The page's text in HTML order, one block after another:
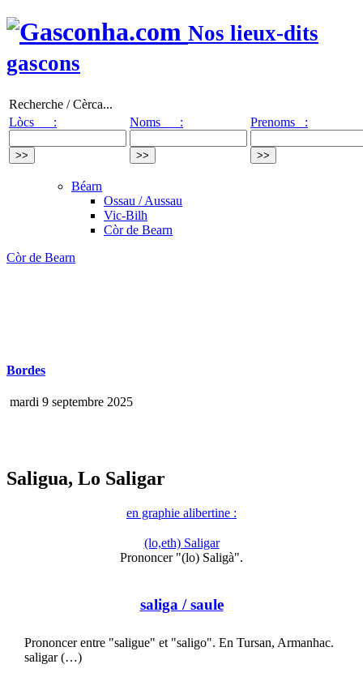
Nos lieux-dits
gascons
Recherche / Cèrca...
Lòcs :
Noms : Prenoms :
Béarn
Ossau / Aussau
Vic-Bilh
Còr de Bearn
Còr de Bearn
Bordes
mardi 9 septembre 2025
Saligua, Lo Saligar
en graphie alibertine :
(lo,eth) Saligar
Prononcer "(lo) Saligà".
saliga / saule
Prononcer entre "saligue" et "saligo". En Tursan, Armanhac.
saligar (…)